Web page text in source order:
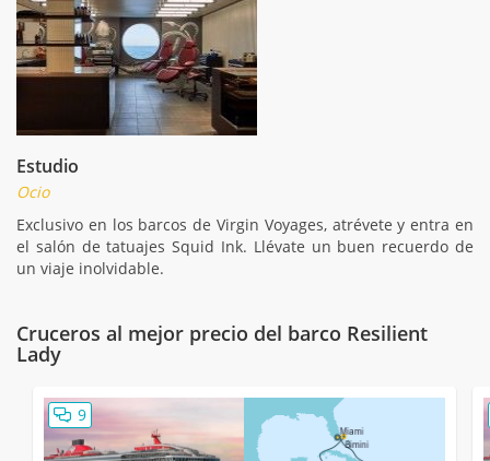
Estudio
Ocio
Exclusivo en los barcos de Virgin Voyages, atrévete y entra en
el salón de tatuajes Squid Ink. Llévate un buen recuerdo de
un viaje inolvidable.
Cruceros al mejor precio del barco Resilient
Lady
9